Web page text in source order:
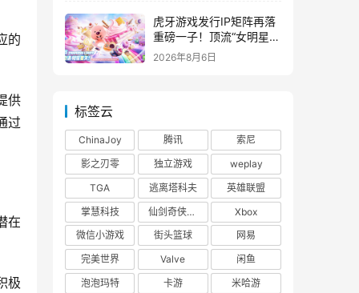
的
供
过
在
极
虎牙游戏发行IP矩阵再落
重磅一子！顶流“女明星”
ZANMANG LOOPY 正版
2026年8月6日
标签云
ChinaJoy 腾讯
索尼
影之刃零
独立游戏
weplay
TGA
逃离塔科夫
英雄联盟
掌慧科技
仙剑奇侠传四
Xbox
微信小游戏
街头篮球
网易
完美世界
Valve
闲鱼
泡泡玛特
卡游
米哈游